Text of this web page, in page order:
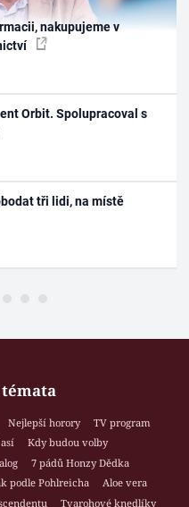
nakupujeme v
Orbit. Spolupracoval s
tři lidi, na místě
Nejlepší horory
TV program
Kdy budou volby
7 pádů Honzy Dědka
podle Pohlreicha
Aloe vera
Tvarohové knedlíky